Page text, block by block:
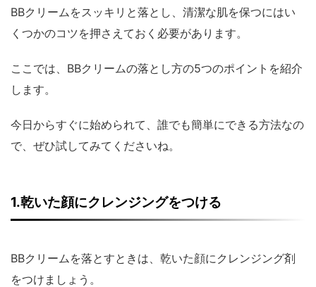
BBクリームをスッキリと落とし、清潔な肌を保つにはい
くつかのコツを押さえておく必要があります。
ここでは、BBクリームの落とし方の5つのポイントを紹介
します。
今日からすぐに始められて、誰でも簡単にできる方法なの
で、ぜひ試してみてくださいね。
1.乾いた顔にクレンジングをつける
BBクリームを落とすときは、乾いた顔にクレンジング剤
をつけましょう。